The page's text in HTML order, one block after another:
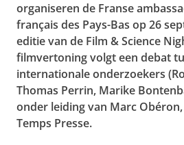
organiseren de Franse
français des Pays-Bas op 26
editie van de Film & Science
filmvertoning volgt een debat
internationale onderzoekers (
Thomas Perrin, Marike
onder leiding van Marc
Temps Presse.